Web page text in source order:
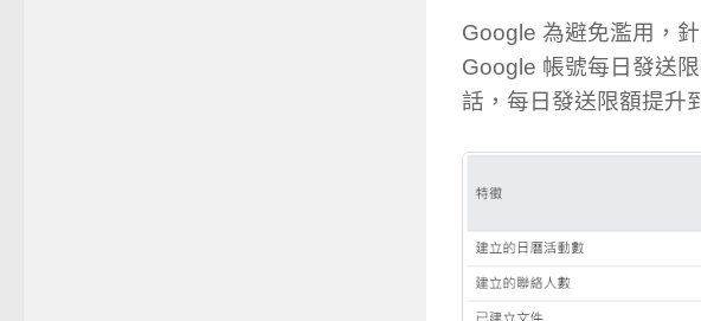
Google 為避免濫用，
Google 帳號每日發送
話，每日發送限額提升